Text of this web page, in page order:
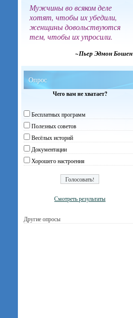
Мужчины во всяком деле
хотят, чтобы их убедили,
женщины довольствуются
тем, чтобы их упросили.
~Пьер Эдмон Бошен
Опрос
Чего вам не хватает?
Бесплатных программ
Полезных советов
Весёлых историй
Документации
Хорошего настроения
Смотреть результаты
Другие опросы